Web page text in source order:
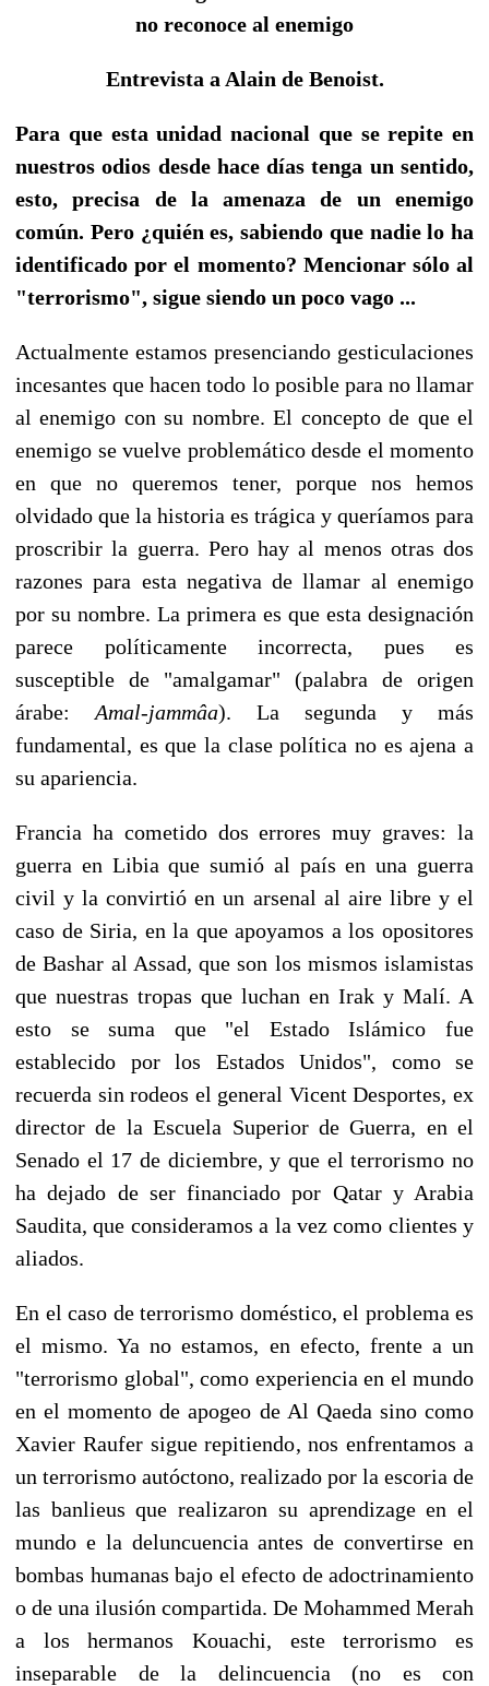
no reconoce al enemigo
Entrevista a Alain de Benoist.
Para que esta unidad nacional que se repite en
nuestros odios desde hace días tenga un sentido,
esto, precisa de la amenaza de un enemigo
común. Pero ¿quién es, sabiendo que nadie lo ha
identificado por el momento? Mencionar sólo al
"terrorismo", sigue siendo un poco vago ...
Actualmente estamos presenciando gesticulaciones
incesantes que hacen todo lo posible para no llamar
al enemigo con su nombre. El concepto de que el
enemigo se vuelve problemático desde el momento
en que no queremos tener, porque nos hemos
olvidado que la historia es trágica y queríamos para
proscribir la guerra. Pero hay al menos otras dos
razones para esta negativa de llamar al enemigo
por su nombre. La primera es que esta designación
parece políticamente incorrecta, pues es
susceptible de "amalgamar" (palabra de origen
árabe: Amal-jammâa). La segunda y más
fundamental, es que la clase política no es ajena a
su apariencia.
Francia ha cometido dos errores muy graves: la
guerra en Libia que sumió al país en una guerra
civil y la convirtió en un arsenal al aire libre y el
caso de Siria, en la que apoyamos a los opositores
de Bashar al Assad, que son los mismos islamistas
que nuestras tropas que luchan en Irak y Malí. A
esto se suma que "el Estado Islámico fue
establecido por los Estados Unidos", como se
recuerda sin rodeos el general Vicent Desportes, ex
director de la Escuela Superior de Guerra, en el
Senado el 17 de diciembre, y que el terrorismo no
ha dejado de ser financiado por Qatar y Arabia
Saudita, que consideramos a la vez como clientes y
aliados.
En el caso de terrorismo doméstico, el problema es
el mismo. Ya no estamos, en efecto, frente a un
"terrorismo global", como experiencia en el mundo
en el momento de apogeo de Al Qaeda sino como
Xavier Raufer sigue repitiendo, nos enfrentamos a
un terrorismo autóctono, realizado por la escoria de
las banlieus que realizaron su aprendizage en el
mundo e la deluncuencia antes de convertirse en
bombas humanas bajo el efecto de adoctrinamiento
o de una ilusión compartida. De Mohammed Merah
a los hermanos Kouachi, este terrorismo es
inseparable de la delincuencia (no es con